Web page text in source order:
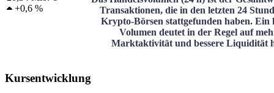
+0,6 %
Transaktionen, die in den letzten 24
Krypto-Börsen stattgefunden haben. Ein
Volumen deutet in der Regel auf
Marktaktivität und bessere Liquidität
Kursentwicklung